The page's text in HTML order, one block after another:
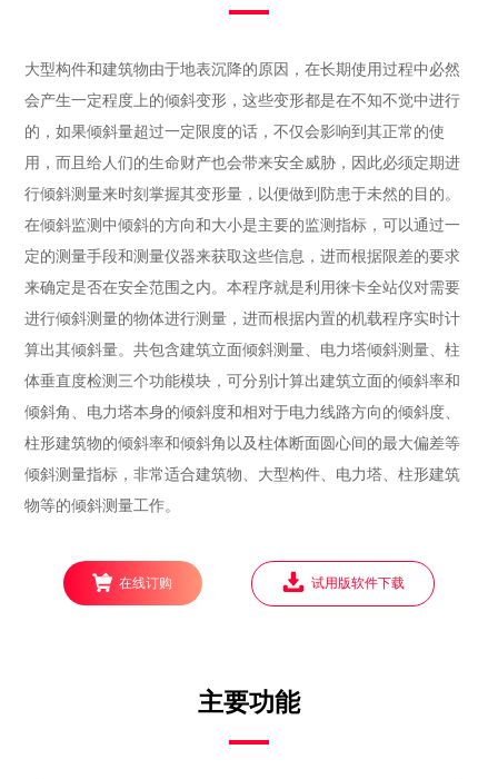
大型构件和建筑物由于地表沉降的原因，在长期使用过程中必然
会产生一定程度上的倾斜变形，这些变形都是在不知不觉中进行
的，如果倾斜量超过一定限度的话，不仅会影响到其正常的使
用，而且给人们的生命财产也会带来安全威胁，因此必须定期进
行倾斜测量来时刻掌握其变形量，以便做到防患于未然的目的。
在倾斜监测中倾斜的方向和大小是主要的监测指标，可以通过一
定的测量手段和测量仪器来获取这些信息，进而根据限差的要求
来确定是否在安全范围之内。本程序就是利用徕卡全站仪对需要
进行倾斜测量的物体进行测量，进而根据内置的机载程序实时计
算出其倾斜量。共包含建筑立面倾斜测量、电力塔倾斜测量、柱
体垂直度检测三个功能模块，可分别计算出建筑立面的倾斜率和
倾斜角、电力塔本身的倾斜度和相对于电力线路方向的倾斜度、
柱形建筑物的倾斜率和倾斜角以及柱体断面圆心间的最大偏差等
倾斜测量指标，非常适合建筑物、大型构件、电力塔、柱形建筑
物等的倾斜测量工作。
在线订购 试用版软件下载
主要功能